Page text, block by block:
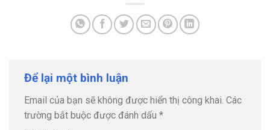
Để lại một bình luận
Email của bạn sẽ không được hiển thị công khai. Các
trường bắt buộc được đánh dấu *